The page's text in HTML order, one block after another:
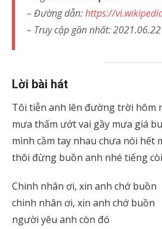
– Đường dẫn:https://
– Truy cập gần nhất: 2021.06.22
Lời bài hát
Tôi tiễn anh lên đường trời hôm
mưa thấm ướt vai gầy mưa giá
mình cầm tay nhau chưa nói hết
thôi đừng buồn anh nhé tiếng
Chinh nhân ơi, xin anh chớ buồn
chinh nhân ơi, xin anh chớ buồn
người yêu anh còn đó